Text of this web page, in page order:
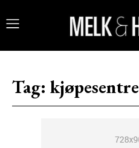
Tag: kjøpesentre